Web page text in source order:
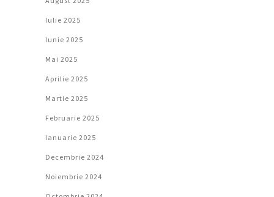
Iulie 2025
Iunie 2025
Mai 2025
Aprilie 2025
Martie 2025
Februarie 2025
Ianuarie 2025
Decembrie 2024
Noiembrie 2024